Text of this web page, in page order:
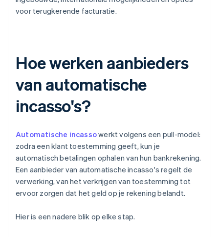
voor terugkerende facturatie.
Hoe werken aanbieders
van automatische
incasso's?
Automatische incassowerkt volgens een pull-model:
zodra een klant toestemming geeft, kun je
automatisch betalingen ophalen van hun bankrekening.
Een aanbieder van automatische incasso's regelt de
verwerking, van het verkrijgen van toestemming tot
ervoor zorgen dat het geld op je rekening belandt.
Hier is een nadere blik op elke stap.